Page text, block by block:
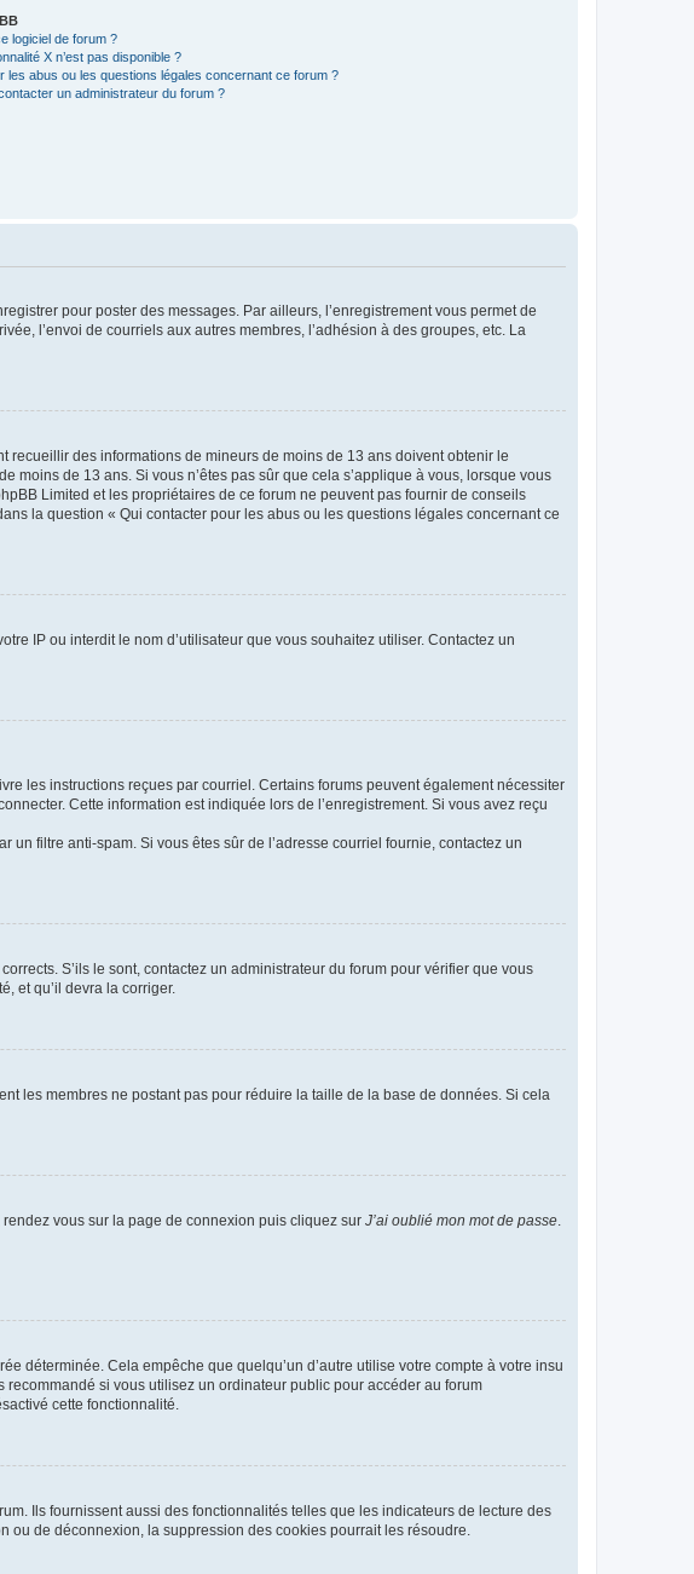
logiciel de forum ?
X n’est pas disponible ?
les abus ou les questions légales concernant ce forum ?
un administrateur du forum ?
pour poster des messages. Par ailleurs, l’enregistrement vous permet de
l’envoi de courriels aux autres membres, l’adhésion à des groupes, etc. La
des informations de mineurs de moins de 13 ans doivent obtenir le
moins de 13 ans. Si vous n’êtes pas sûr que cela s’applique à vous, lorsque vous
Limited et les propriétaires de ce forum ne peuvent pas fournir de conseils
la question « Qui contacter pour les abus ou les questions légales concernant ce
IP ou interdit le nom d’utilisateur que vous souhaitez utiliser. Contactez un
les instructions reçues par courriel. Certains forums peuvent également nécessiter
Cette information est indiquée lors de l’enregistrement. Si vous avez reçu
filtre anti-spam. Si vous êtes sûr de l’adresse courriel fournie, contactez un
S’ils le sont, contactez un administrateur du forum pour vérifier que vous
et qu’il devra la corriger.
les membres ne postant pas pour réduire la taille de la base de données. Si cela
vous sur la page de connexion puis cliquez sur J’ai oublié mon mot de passe
déterminée. Cela empêche que quelqu’un d’autre utilise votre compte à votre insu
recommandé si vous utilisez un ordinateur public pour accéder au forum
cette fonctionnalité.
Ils fournissent aussi des fonctionnalités telles que les indicateurs de lecture des
de déconnexion, la suppression des cookies pourrait les résoudre.